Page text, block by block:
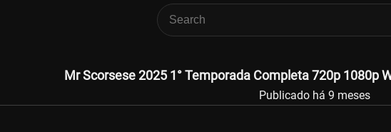
Mr Scorsese 2025 1° Temporada Completa 720p 1080p
Publicado há 9 meses